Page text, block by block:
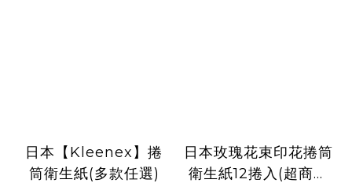
日本【Kleenex】捲
筒衛生紙(多款任選)
日本玫瑰花束印花捲筒
衛生紙12捲入(超商配